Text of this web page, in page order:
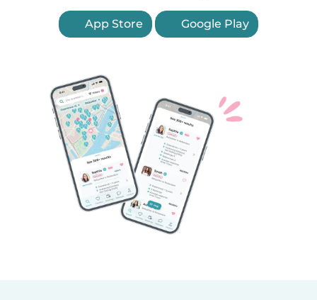
App Store Google Play